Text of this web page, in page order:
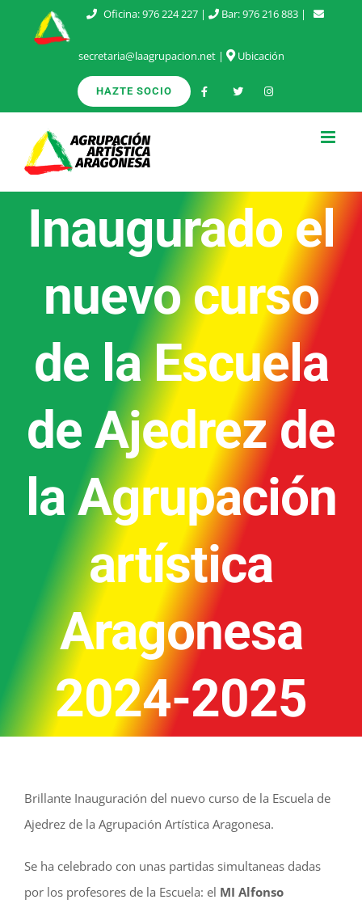
Oficina:976 224 227 | Bar:976 216 883 |
secretaria@laagrupacion.net| Ubicación
HAZTE SOCIO
Inaugurado el
nuevo curso
de la Escuela
de Ajedrez de
la Agrupación
artística
Aragonesa
2024-2025
Brillante Inauguración del nuevo curso de la Escuela de
Ajedrez de la Agrupación Artística Aragonesa.
Se ha celebrado con unas partidas simultaneas dadas
por los profesores de la Escuela: el MI Alfonso